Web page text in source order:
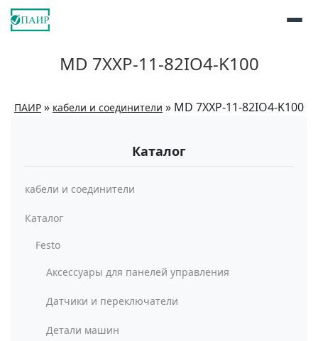
MD 7XXP-11-82IO4-K100
ПАИР » кабели и соединители » MD 7XXP-11-82IO4-K100
Каталог
кабели и соединители
Каталог
Festo
Аксессуары для панелей управления
Датчики и переключатели
Детали машин